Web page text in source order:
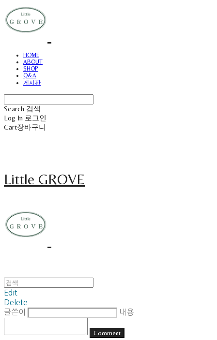
HOME
ABOUT
SHOP
Q&A
게시판
Search 검색
Log In 로그인
Cart장바구니
Little GROVE
Edit
Delete
글쓴이
내용
Comment